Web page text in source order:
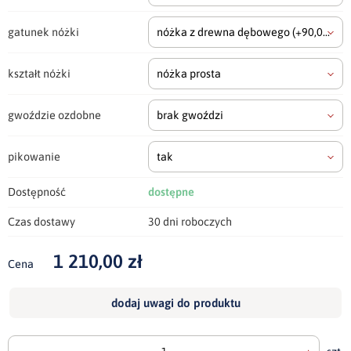
gatunek nóżki nóżka z drewna dębowego(+90,00 zł)
kształt nóżki nóżka prosta
gwoździe ozdobne brak gwoździ
pikowanie tak
Dostępność dostępne
Czas dostawy 30 dni roboczych
Cena 1 210,00 zł
dodaj uwagi do produktu